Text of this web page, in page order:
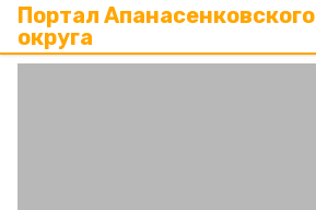
Портал Апанасенковского
округа